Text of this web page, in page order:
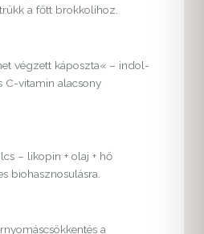
a főtt brokkolihoz.
végzett káposzta« – indol-
C-vitamin alacsony
– likopin + olaj + hő
biohasznosulásra.
a